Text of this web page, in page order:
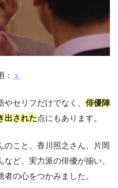
： ｘ
やセリフだけでなく、 俳優陣
出された点にもあります。
のこと、香川照之さん、片岡
ど、実力派の俳優が揃い、
者の心をつかみました。